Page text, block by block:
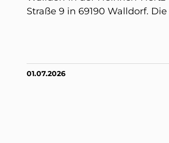
Straße 9 in 69190 Walldorf. Die
01.07.2026